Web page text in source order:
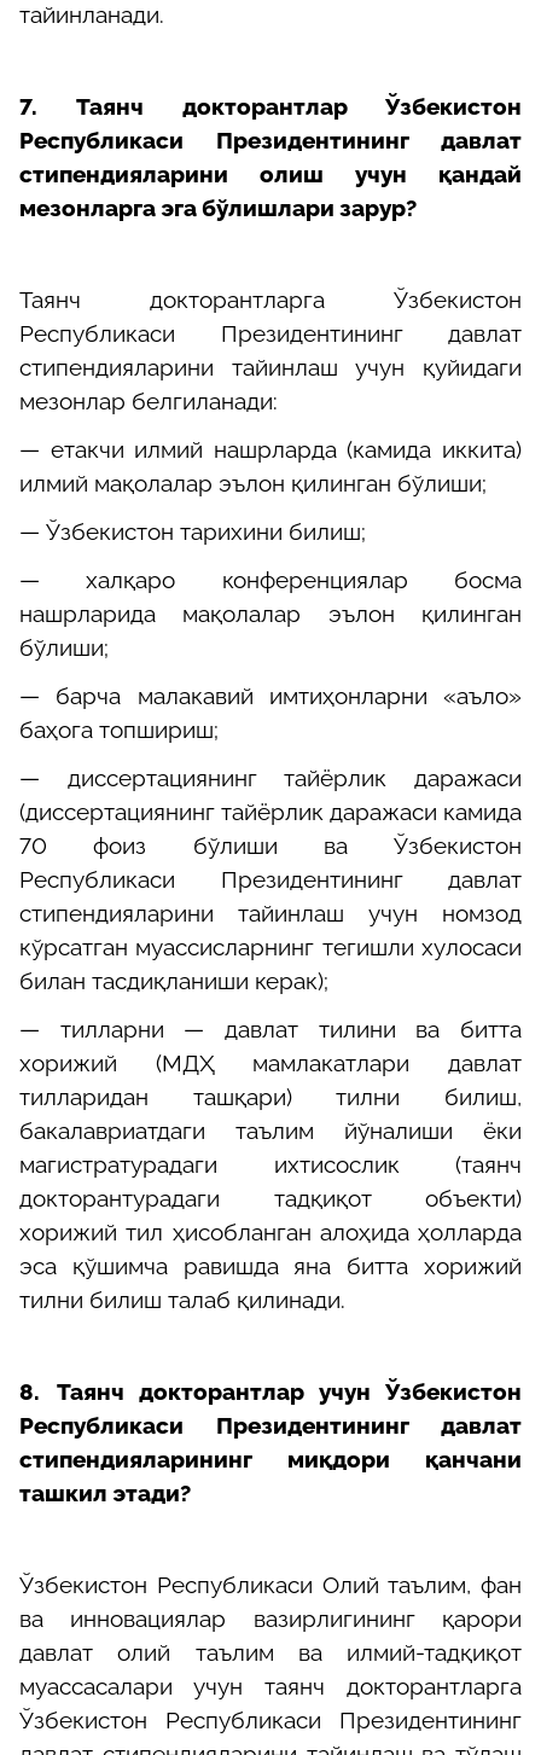
тайинланади.
7.
Таянч докторантлар Ўзбекистон
Республикаси Президентининг давлат
стипендияларини олиш учун қандай
мезонларга эга бўлишлари зарур?
Таянч докторантларга Ўзбекистон
Республикаси Президентининг давлат
стипендияларини тайинлаш учун қуйидаги
мезонлар белгиланади:
— етакчи илмий нашрларда (камида иккита)
илмий мақолалар эълон қилинган бўлиши;
— Ўзбекистон тарихини билиш;
— халқаро конференциялар босма
нашрларида мақолалар эълон қилинган
бўлиши;
— барча малакавий имтиҳонларни «аъло»
баҳога топшириш;
— диссертациянинг тайёрлик даражаси
(диссертациянинг тайёрлик даражаси камида
70 фоиз бўлиши ва Ўзбекистон
Республикаси Президентининг давлат
стипендияларини тайинлаш учун номзод
кўрсатган муассисларнинг тегишли хулосаси
билан тасдиқланиши керак);
— тилларни — давлат тилини ва битта
хорижий (МДҲ мамлакатлари давлат
тилларидан ташқари) тилни билиш,
бакалавриатдаги таълим йўналиши ёки
магистратурадаги ихтисослик (таянч
докторантурадаги тадқиқот объекти)
хорижий тил ҳисобланган алоҳида ҳолларда
эса қўшимча равишда яна битта хорижий
тилни билиш талаб қилинади.
8.
Таянч докторантлар учун Ўзбекистон
Республикаси Президентининг давлат
стипендияларининг миқдори қанчани
ташкил этади?
Ўзбекистон Республикаси Олий таълим, фан
ва инновациялар вазирлигининг қарори
давлат олий таълим ва илмий-тадқиқот
муассасалари учун таянч докторантларга
Ўзбекистон Республикаси Президентининг